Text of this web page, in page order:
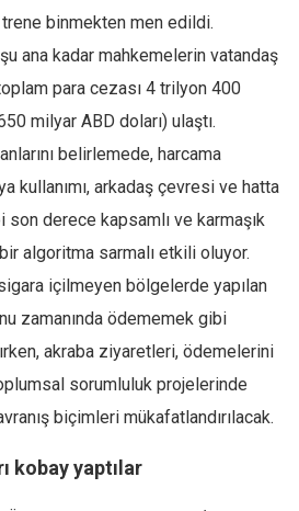
binmekten men edildi.
ana kadar mahkemelerin vatandaş
para cezası 4 trilyon 400
milyar ABD doları) ulaştı.
belirlemede, harcama
kullanımı, arkadaş çevresi ve hatta
derece kapsamlı ve karmaşık
algoritma sarmalı etkili oluyor.
sigara içilmeyen bölgelerde yapılan
zamanında ödememek gibi
akraba ziyaretleri, ödemelerini
sorumluluk projelerinde
biçimleri mükafatlandırılacak.
kobay yaptılar